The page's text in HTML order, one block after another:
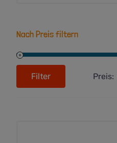
Nach Preis filtern
Max.
Filter Preis: